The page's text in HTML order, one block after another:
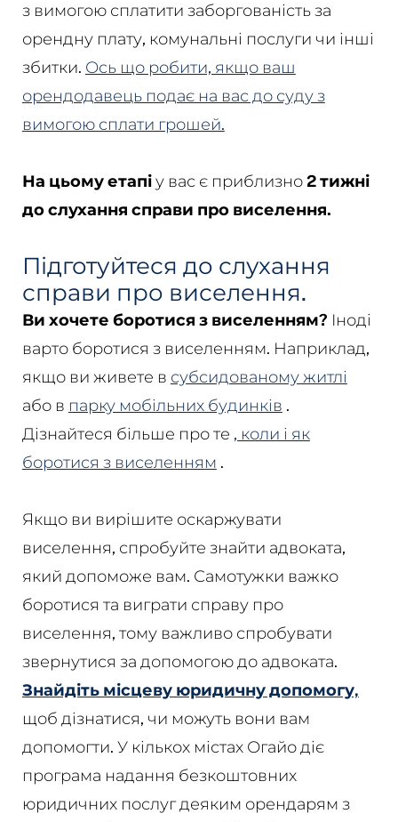
з вимогою сплатити заборгованість за
орендну плату, комунальні послуги чи інші
збитки. Ось що робити, якщо ваш
орендодавець подає на вас до суду з
вимогою сплати грошей.
На цьому етапіу вас є приблизно2 тижні
до слухання справи про виселення.
Підготуйтеся до слухання
справи про виселення.
Ви хочете боротися з виселенням? Іноді
варто боротися з виселенням. Наприклад,
якщо ви живете в субсидованому житлі
або в парку мобільних будинків .
Дізнайтеся більше про те , коли і як
боротися з виселенням .
Якщо ви вирішите оскаржувати
виселення, спробуйте знайти адвоката,
який допоможе вам. Самотужки важко
боротися та виграти справу про
виселення, тому важливо спробувати
звернутися за допомогою до адвоката.
Знайдіть місцеву юридичну допомогу,
щоб дізнатися, чи можуть вони вам
допомогти. У кількох містах Огайо діє
програма надання безкоштовних
юридичних послуг деяким орендарям з